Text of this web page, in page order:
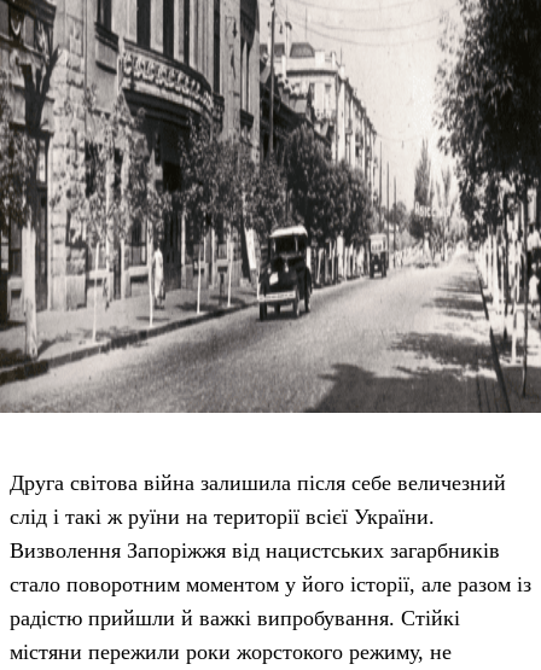
Друга світова війна залишила після себе величезний
слід і такі ж руїни на території всієї України.
Визволення Запоріжжя від нацистських загарбників
стало поворотним моментом у його історії, але разом із
радістю прийшли й важкі випробування. Стійкі
містяни пережили роки жорстокого режиму, не